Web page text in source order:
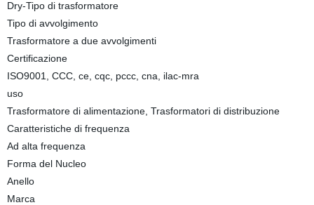
Dry-Tipo di trasformatore
Tipo di avvolgimento
Trasformatore a due avvolgimenti
Certificazione
ISO9001, CCC, ce, cqc, pccc, cna, ilac-mra
uso
Trasformatore di alimentazione, Trasformatori di distribuzione
Caratteristiche di frequenza
Ad alta frequenza
Forma del Nucleo
Anello
Marca